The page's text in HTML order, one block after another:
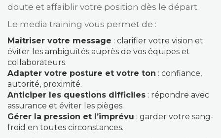
doute et affaiblir votre position dès le départ.
Le media training vous permet de :
Maîtriser votre message : clarifier votre vision et
éviter les ambiguïtés auprès de vos équipes et
collaborateurs.
Adapter votre posture et votre ton : confiance,
autorité, proximité.
Anticiper les questions difficiles : répondre avec
assurance et éviter les pièges.
Gérer la pression et l’imprévu : garder votre sang-
froid en toutes circonstances.